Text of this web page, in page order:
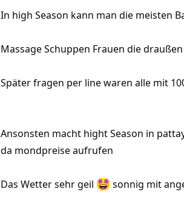
In high Season kann man die meisten
Massage Schuppen Frauen die
Später fragen per line waren alle mit
Ansonsten macht hight Season in
da mondpreise aufrufen
Das Wetter sehr geil sonnig mit